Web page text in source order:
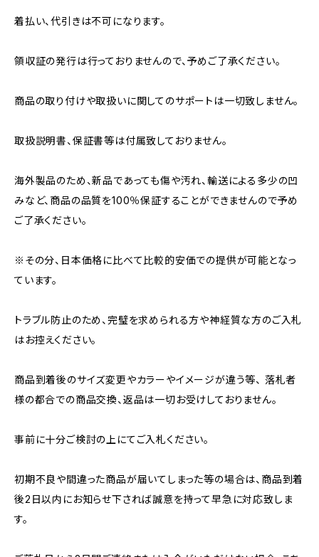
着払い、代引きは不可になります。
領収証の発行は行っておりませんので、予めご了承ください。
商品の取り付けや取扱いに関してのサポートは一切致しません。
取扱説明書、保証書等は付属致しておりません。
海外製品のため、新品であっても傷や汚れ、輸送による多少の凹
みなど、商品の品質を100％保証することができませんので予め
ご了承ください。
※その分、日本価格に比べて比較的安価での提供が可能となっ
ています。
トラブル防止のため、完璧を求められる方や神経質な方のご入札
はお控えください。
商品到着後のサイズ変更やカラーやイメージが違う等、 落札者
様の都合での商品交換、返品は一切お受けしておりません。
事前に十分ご検討の上にてご入札ください。
初期不良や間違った商品が届いてしまった等の場合は、商品到着
後2日以内にお知らせ下されば誠意を持って早急に対応致しま
す。